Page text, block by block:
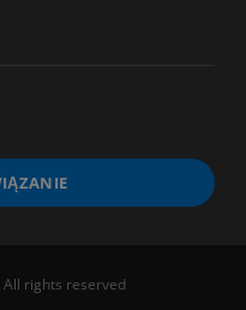
All rights reserved